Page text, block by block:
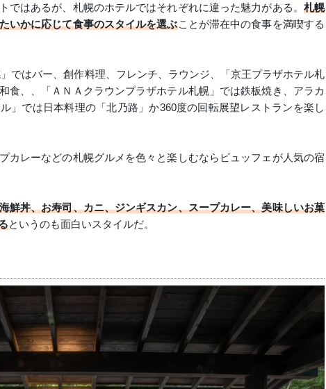
ではあるが、札幌のホテルではそれぞれに違った魅力がある。 札幌
いかに応じて食事のスタイルを選ぶことが滞在中の食事を満喫する
ではバー、創作料理、フレンチ、ラウンジ、「京王プラザホテル札
食、、「ＡＮＡクラウンプラザホテル札幌」では鉄板焼き、アラカ
」では日本料理の「北乃路」か360度の回転展望レストランを楽し
カレーなどの札幌グルメを色々と楽しむならビュッフェが人気の宿
鮮丼、お寿司、カニ、ジンギスカン、スープカレー、美味しいお菓
というのも面白いスタイルだ。